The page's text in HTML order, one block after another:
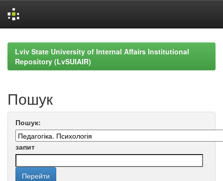
navigationLviv State University of Internal Affairs Institutional
Repository (LvSUIAIR)
Пошук
Пошук:
запит